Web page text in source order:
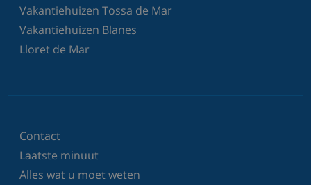
Vakantiehuizen Tossa de Mar
Vakantiehuizen Blanes
Lloret de Mar
Contact
Laatste minuut
Alles wat u moet weten